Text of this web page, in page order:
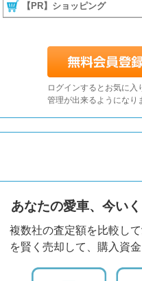
【PR】ショッピング
ログインするとお気に入
管理が出来るようになり
あなたの愛車、今いく
複数社の査定額を比較し
を賢く売却して、購入資